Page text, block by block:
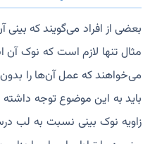
بعضی از افراد می‌گویند که بینی
مثال تنها لازم است که نوک آن
می‌خواهند که عمل آن‌ها را
باید به این موضوع توجه داشته
زاویه نوک بینی نسبت به لب